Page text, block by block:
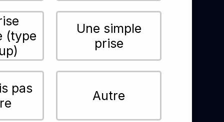
(type
Une simple
prise
pas
Autre